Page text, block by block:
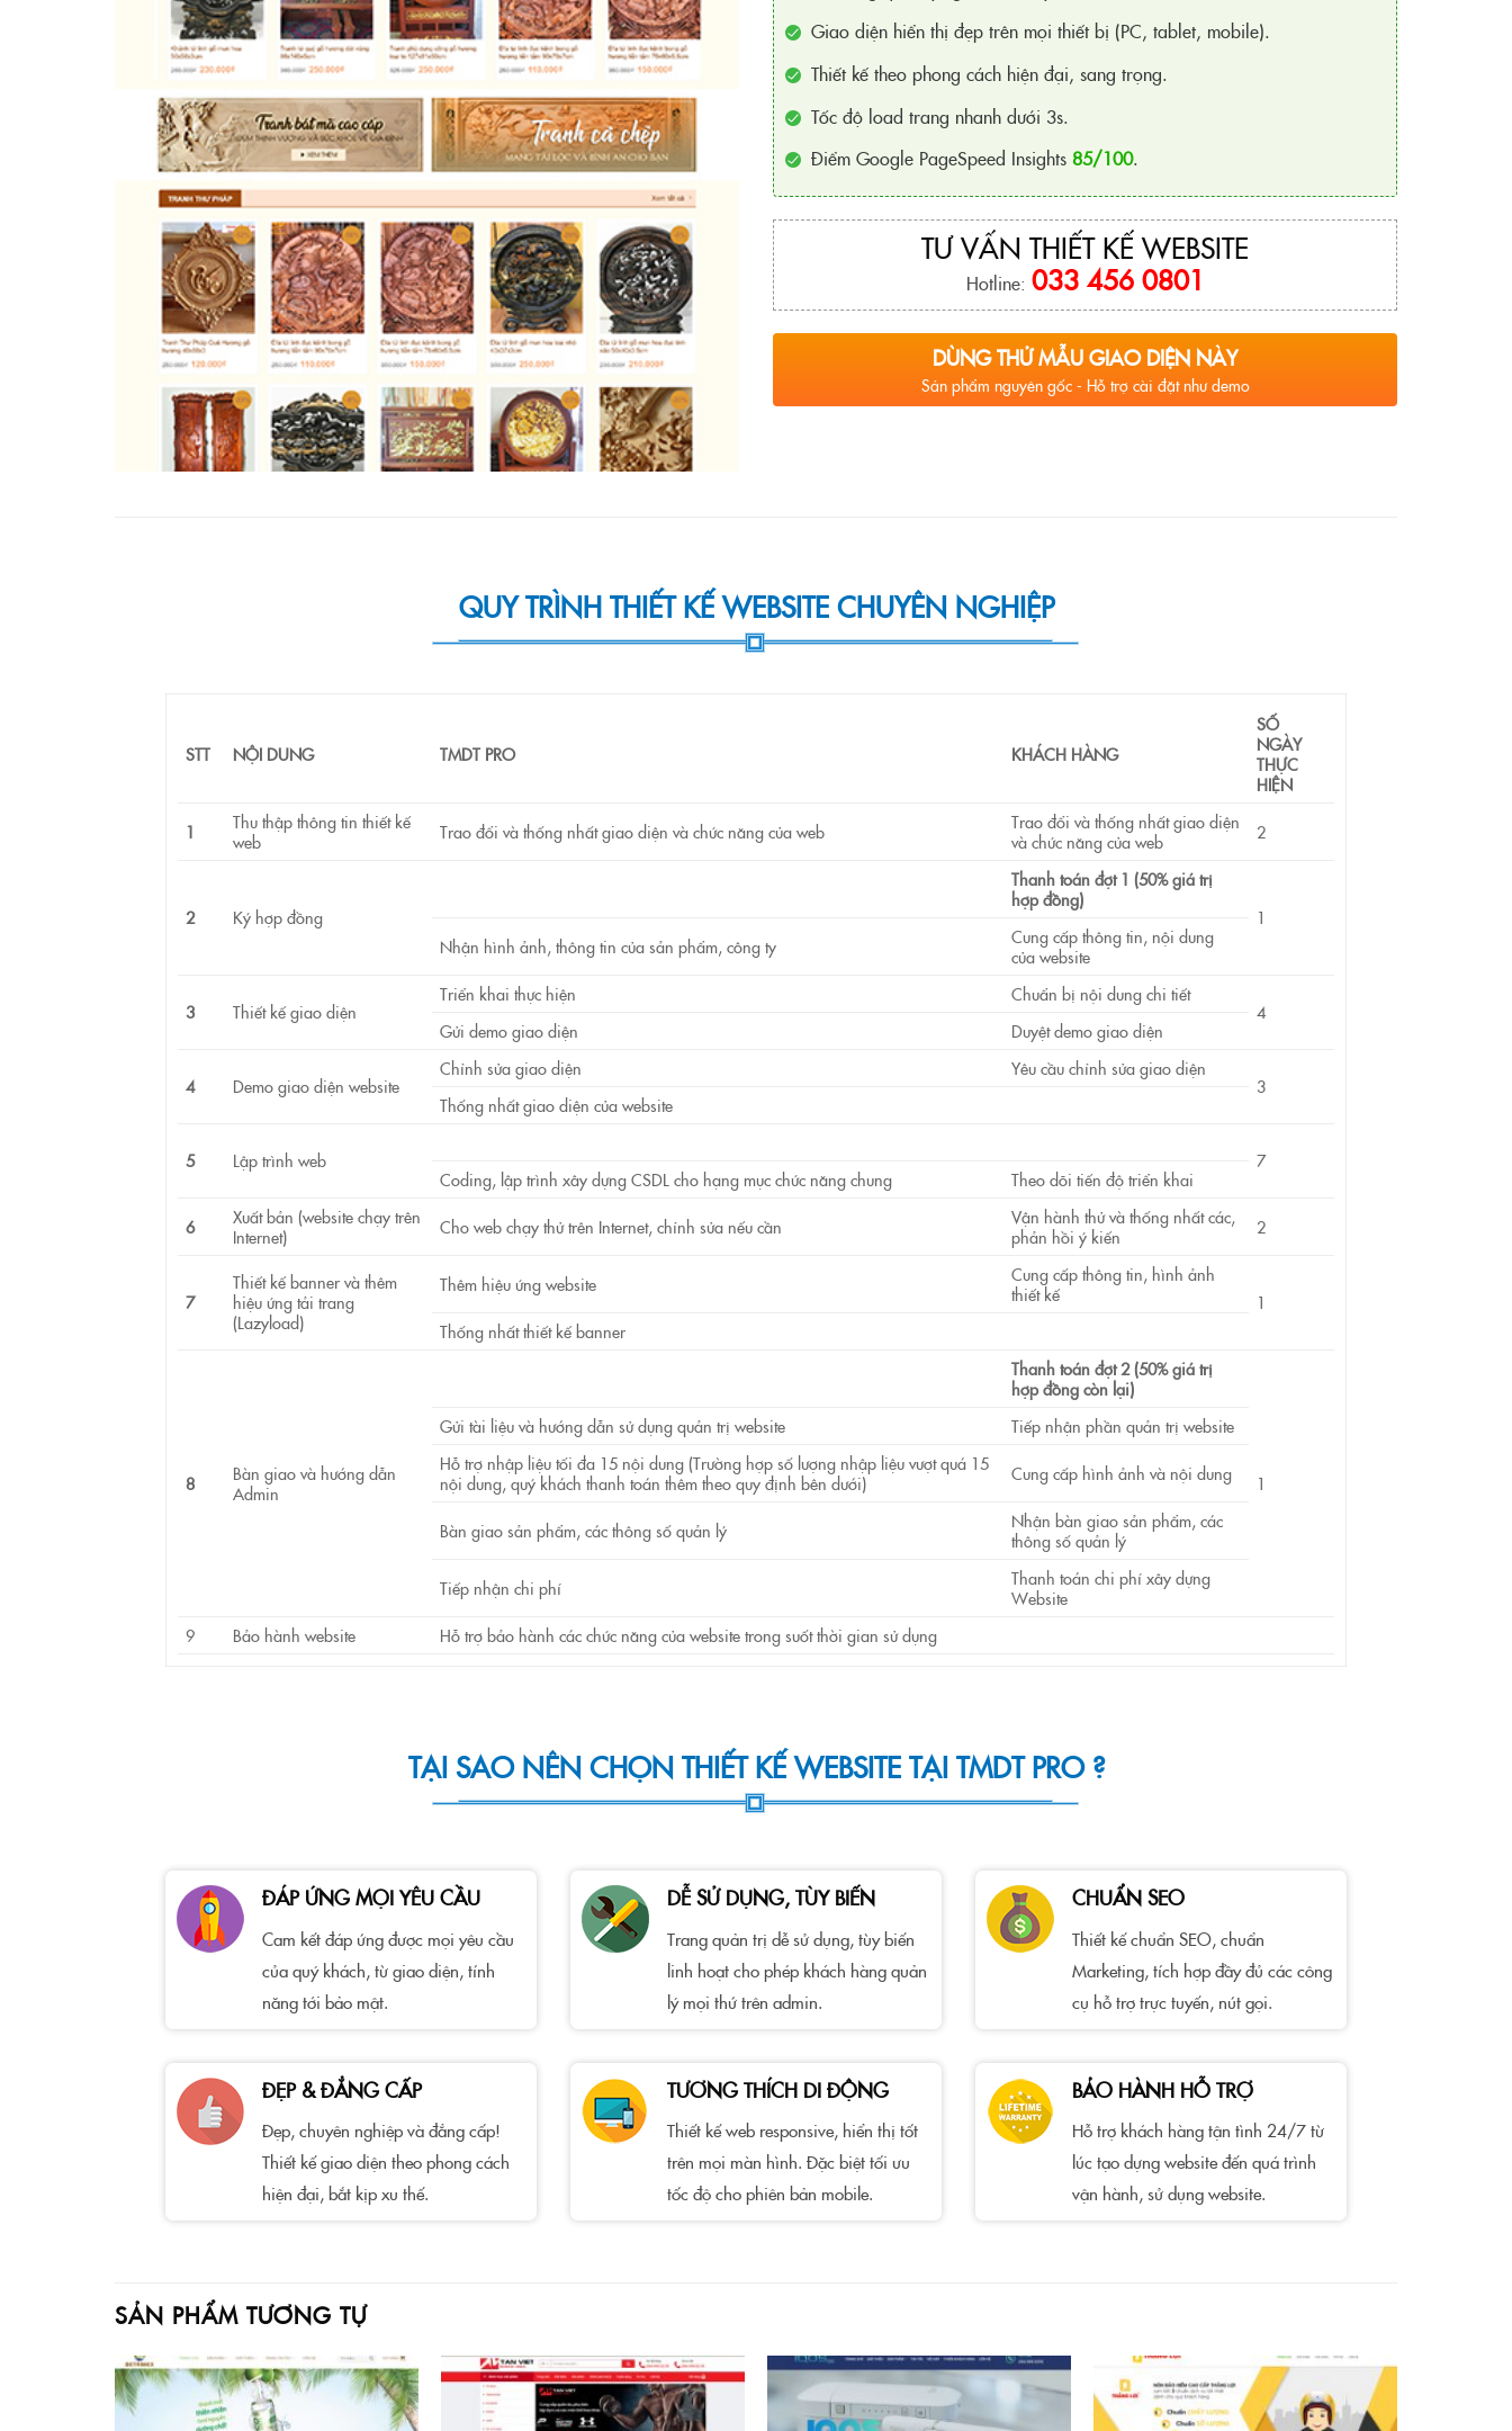
Giao diện hiển thị đẹp trên mọi thiết bị (PC, tablet, mobile).
Thiết kế theo phong cách hiện đại, sang trọng.
Tốc độ load trang nhanh dưới 3s.
Điểm Google PageSpeed Insights 85/100.
TƯ VẤN THIẾT KẾ WEBSITE
Hotline: 033 456 0801
DÙNG THỬ MẪU GIAO DIỆN NÀY
Sản phẩm nguyên gốc - Hỗ trợ cài đặt như demo
QUY TRÌNH THIẾT KẾ WEBSITE CHUYÊN NGHIỆP
STT NỘI DUNG TMDT PRO KHÁCH HÀNG
SỐ
NGÀY
THỰC
HIỆN
1
Thu thập thông tin thiết kế
web
Trao đổi và thống nhất giao diện và chức năng của web
Trao đổi và thống nhất giao diện
và chức năng của web
2
2 Ký hợp đồng
Thanh toán đợt 1(50% giá trị
hợp đồng)
1
Nhận hình ảnh, thông tin của sản phẩm, công ty
Cung cấp thông tin, nội dung
của website
3 Thiết kế giao diện
Triển khai thực hiện
Chuẩn bị nội dung chi tiết
4
Gửi demo giao diện
Duyệt demo giao diện
4 Demo giao diện website
Chỉnh sửa giao diện
Yêu cầu chỉnh sửa giao diện
3
Thống nhất giao diện của website
5 Lập trình web
7
Coding, lập trình xây dựng CSDL cho hạng mục chức năng chung
Theo dõi tiến độ triển khai
6
Xuất bản (website chạy trên
Internet)
Cho web chạy thử trên Internet, chỉnh sửa nếu cần
Vận hành thử và thống nhất các,
phản hồi ý kiến
2
7
Thiết kế banner và thêm
hiệu ứng tải trang
(Lazyload)
Thêm hiệu ứng website
Cung cấp thông tin, hình ảnh
thiết kế
1
Thống nhất thiết kế banner
8
Bàn giao và hướng dẫn
Admin
Thanh toán đợt 2 (50% giá trị
hợp đồng còn lại)
1
Gửi tài liệu và hướng dẫn sử dụng quản trị website
Tiếp nhận phần quản trị website
Hỗ trợ nhập liệu tối đa 15 nội dung (Trường hợp số lượng nhập liệu vượt quá 15
nội dung, quý khách thanh toán thêm theo quy định bên dưới)
Cung cấp hình ảnh và nội dung
Bàn giao sản phẩm, các thông số quản lý
Nhận bàn giao sản phẩm, các
thông số quản lý
Tiếp nhận chi phí
Thanh toán chi phí xây dựng
Website
9
Bảo hành website Hỗ trợ bảo hành các chức năng của website trong suốt thời gian sử dụng
TẠI SAO NÊN CHỌN THIẾT KẾ WEBSITE TẠI TMDT PRO ?
ĐÁP ỨNG MỌI YÊU CẦU
Cam kết đáp ứng được mọi yêu cầu
của quý khách, từ giao diện, tính
năng tới bảo mật.
DỄ SỬ DỤNG, TÙY BIẾN
Trang quản trị dễ sử dụng, tùy biến
linh hoạt cho phép khách hàng quản
lý mọi thứ trên admin.
CHUẨN SEO
Thiết kế chuẩn SEO, chuẩn
Marketing, tích hợp đầy đủ các công
cụ hỗ trợ trực tuyến, nút gọi.
ĐẸP & ĐẲNG CẤP
Đẹp, chuyên nghiệp và đẳng cấp!
Thiết kế giao diện theo phong cách
hiện đại, bắt kịp xu thế.
TƯƠNG THÍCH DI ĐỘNG
Thiết kế web responsive, hiển thị tốt
trên mọi màn hình. Đặc biệt tối ưu
tốc độ cho phiên bản mobile.
BẢO HÀNH HỖ TRỢ
Hỗ trợ khách hàng tận tình 24/7 từ
lúc tạo dựng website đến quá trình
vận hành, sử dụng website.
SẢN PHẨM TƯƠNG TỰ